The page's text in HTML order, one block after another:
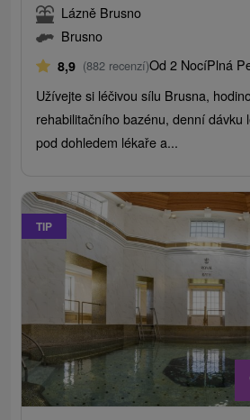
Lázně Brusno
Brusno
8,9 (882 recenzí)Od 2 NocíPlná
Užívejte si léčivou sílu Brusna,
rehabilitačního bazénu, denní dávku
pod dohledem lékaře a...
TIP